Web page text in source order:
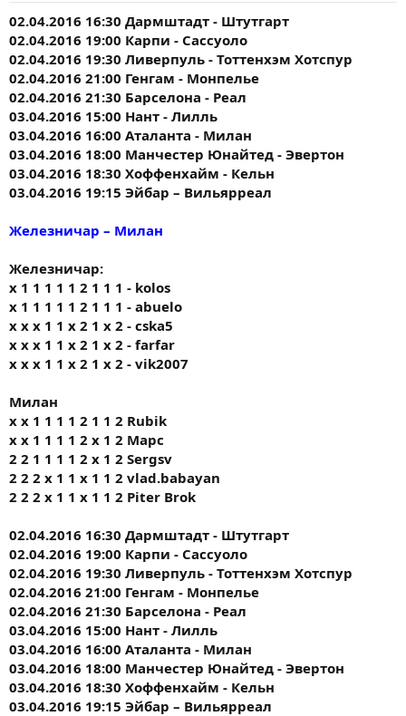
02.04.2016 16:30 Дармштадт - Штутгарт
02.04.2016 19:00 Карпи - Сассуоло
02.04.2016 19:30 Ливерпуль - Тоттенхэм Хотспур
02.04.2016 21:00 Генгам - Монпелье
02.04.2016 21:30 Барселона - Реал
03.04.2016 15:00 Нант - Лилль
03.04.2016 16:00 Аталанта - Милан
03.04.2016 18:00 Манчестер Юнайтед - Эвертон
03.04.2016 18:30 Хоффенхайм - Кельн
03.04.2016 19:15 Эйбар – Вильярреал
Железничар – Милан
Железничар:
x 1 1 1 1 1 2 1 1 1 - kolos
x 1 1 1 1 1 2 1 1 1 - abuelo
x x x 1 1 x 2 1 x 2 - cska5
x x x 1 1 x 2 1 x 2 - farfar
x x x 1 1 x 2 1 x 2 - vik2007
Милан
х х 1 1 1 1 2 1 1 2 Rubik
х х 1 1 1 1 2 х 1 2 Марс
2 2 1 1 1 1 2 х 1 2 Sergsv
2 2 2 х 1 1 х 1 1 2 vlad.babayan
2 2 2 х 1 1 х 1 1 2 Piter Brok
02.04.2016 16:30 Дармштадт - Штутгарт
02.04.2016 19:00 Карпи - Сассуоло
02.04.2016 19:30 Ливерпуль - Тоттенхэм Хотспур
02.04.2016 21:00 Генгам - Монпелье
02.04.2016 21:30 Барселона - Реал
03.04.2016 15:00 Нант - Лилль
03.04.2016 16:00 Аталанта - Милан
03.04.2016 18:00 Манчестер Юнайтед - Эвертон
03.04.2016 18:30 Хоффенхайм - Кельн
03.04.2016 19:15 Эйбар – Вильярреал